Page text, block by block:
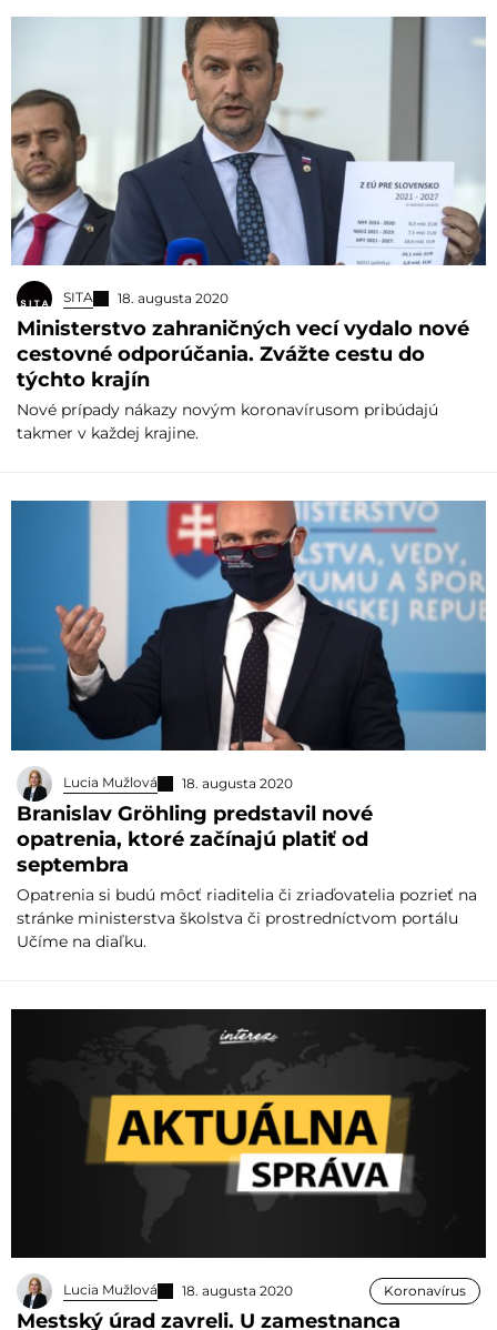
SITA 18. augusta 2020
Ministerstvo zahraničných vecí vydalo nové
cestovné odporúčania. Zvážte cestu do
týchto krajín
Nové prípady nákazy novým koronavírusom pribúdajú
takmer v každej krajine.
Lucia Mužlová 18. augusta 2020
Branislav Gröhling predstavil nové
opatrenia, ktoré začínajú platiť od
septembra
Opatrenia si budú môcť riaditelia či zriaďovatelia pozrieť na
stránke ministerstva školstva či prostredníctvom portálu
Učíme na diaľku.
Lucia Mužlová 18. augusta 2020 Koronavírus
Mestský úrad zavreli. U zamestnanca